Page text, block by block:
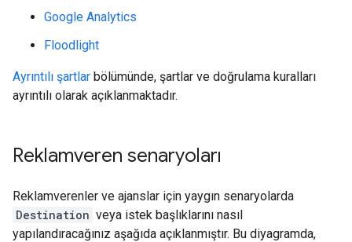
Google Analytics
Floodlight
Ayrıntılı şartlar bölümünde, şartlar ve doğrulama kuralları
ayrıntılı olarak açıklanmaktadır.
Reklamveren senaryoları
Reklamverenler ve ajanslar için yaygın senaryolarda
Destination veya istek başlıklarını nasıl
yapılandıracağınız aşağıda açıklanmıştır. Bu diyagramda,